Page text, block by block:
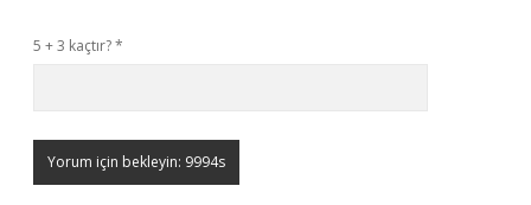
5 + 3 kaçtır?*